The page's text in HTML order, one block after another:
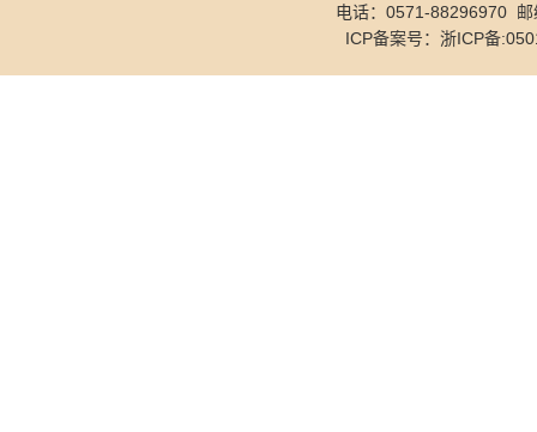
电话：0571-88296970 邮
ICP备案号： 浙ICP备